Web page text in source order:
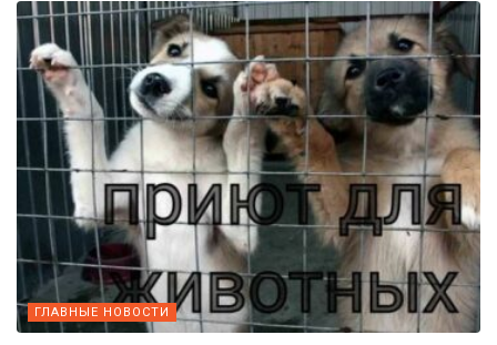
ГЛАВНЫЕ НОВОСТИ